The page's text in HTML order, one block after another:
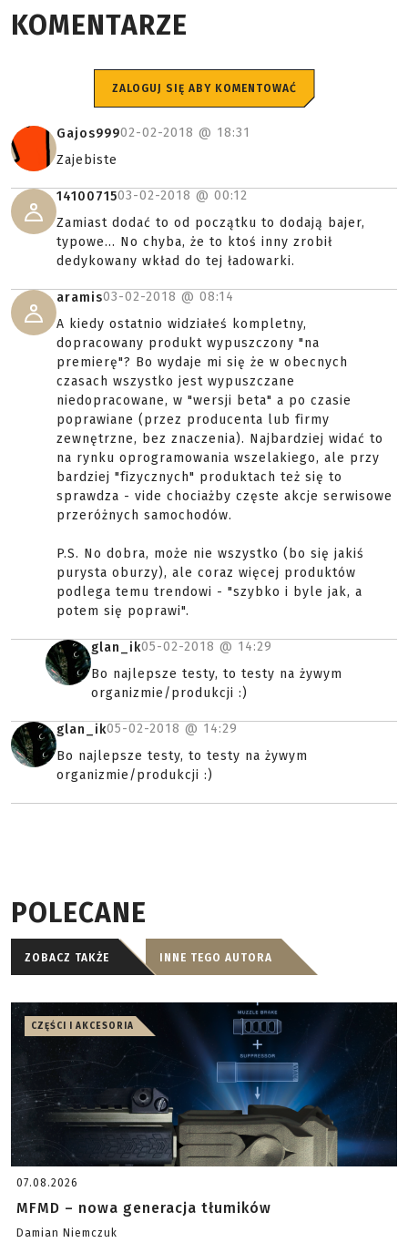
KOMENTARZE
ZALOGUJ SIĘ ABY KOMENTOWAĆ
Gajos99902-02-2018 @ 18:31
Zajebiste
1410071503-02-2018 @ 00:12
Zamiast dodać to od początku to dodają bajer,
typowe... No chyba, że to ktoś inny zrobił
dedykowany wkład do tej ładowarki.
aramis03-02-2018 @ 08:14
A kiedy ostatnio widziałeś kompletny,
dopracowany produkt wypuszczony "na
premierę"? Bo wydaje mi się że w obecnych
czasach wszystko jest wypuszczane
niedopracowane, w "wersji beta" a po czasie
poprawiane (przez producenta lub firmy
zewnętrzne, bez znaczenia). Najbardziej widać to
na rynku oprogramowania wszelakiego, ale przy
bardziej "fizycznych" produktach też się to
sprawdza - vide chociażby częste akcje serwisowe
przeróżnych samochodów.
P.S. No dobra, może nie wszystko (bo się jakiś
purysta oburzy), ale coraz więcej produktów
podlega temu trendowi - "szybko i byle jak, a
potem się poprawi".
glan_ik05-02-2018 @ 14:29
Bo najlepsze testy, to testy na żywym
organizmie/produkcji :)
glan_ik05-02-2018 @ 14:29
Bo najlepsze testy, to testy na żywym
organizmie/produkcji :)
POLECANE
ZOBACZ TAKŻE INNE TEGO AUTORA
CZĘŚCI I AKCESORIA
07.08.2026
MFMD – nowa generacja tłumików
Damian Niemczuk